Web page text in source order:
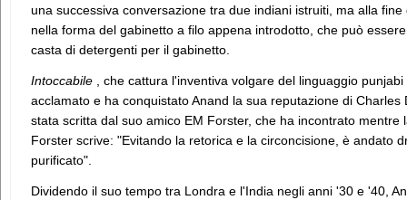
una successiva conversazione tra due indiani istruiti, ma alla
nella forma del gabinetto a filo appena introdotto, che può
casta di detergenti per il gabinetto.
Intoccabile , che cattura l'inventiva volgare del linguaggio
acclamato e ha conquistato Anand la sua reputazione di
stata scritta dal suo amico EM Forster, che ha incontrato
Forster scrive: "Evitando la retorica e la circoncisione, è andato
purificato".
Dividendo il suo tempo tra Londra e l'India negli anni '30 e '40,